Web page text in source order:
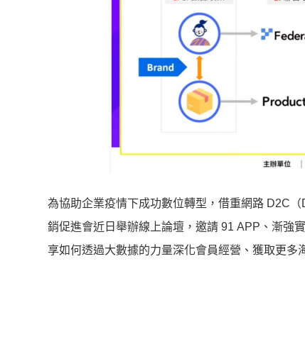
為協助企業疫情下成功數位轉型，借重網路 D2C
銷促進會近日舉辦線上論壇，邀請 91 APP、漸強
享如何透過大數據的力量深化會員經營、獲取更多